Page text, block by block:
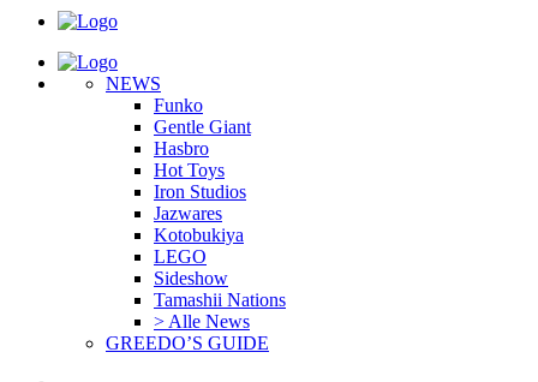
NEWS
Funko
Gentle Giant
Hasbro
Hot Toys
Iron Studios
Jazwares
Kotobukiya
LEGO
Sideshow
Tamashii Nations
> Alle News
GREEDO’S GUIDE